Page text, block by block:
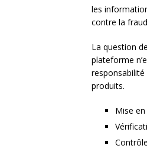
les
contre la
La question
plateforme
responsabilité
produits.
Mise